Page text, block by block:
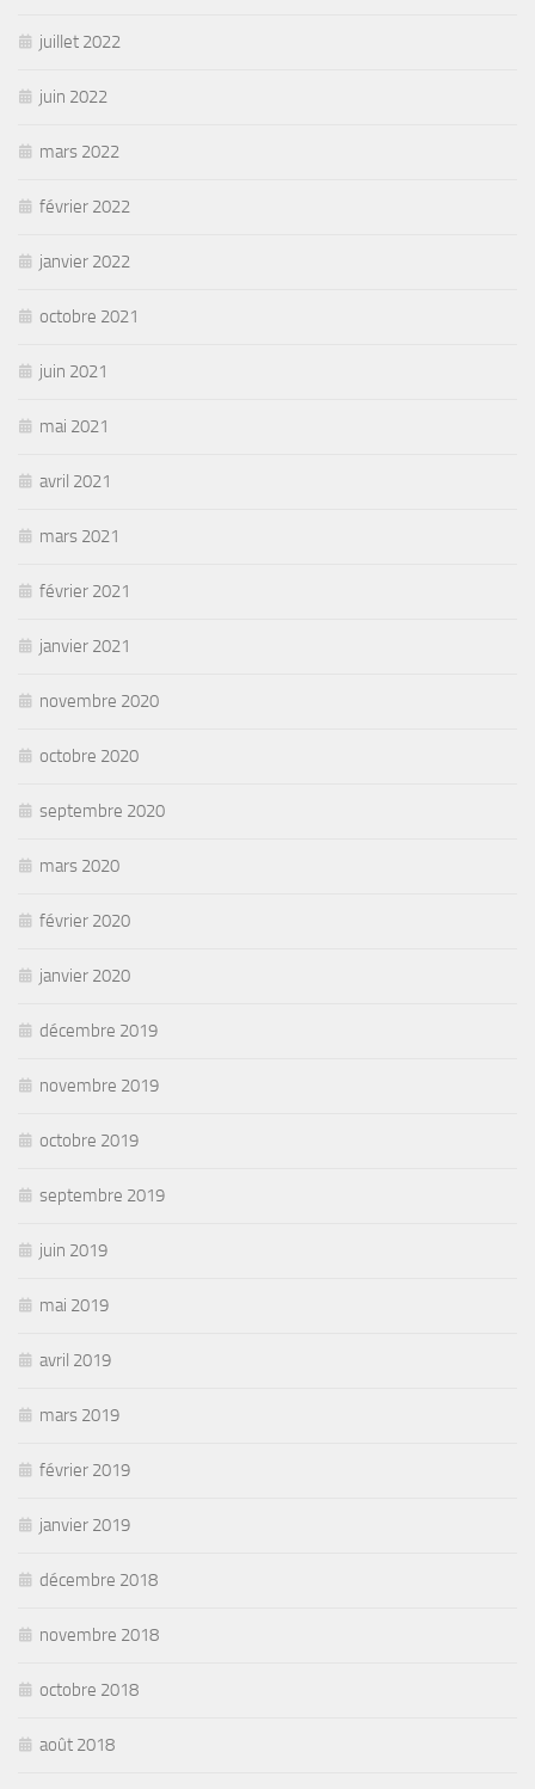
juillet 2022
juin 2022
mars 2022
février 2022
janvier 2022
octobre 2021
juin 2021
mai 2021
avril 2021
mars 2021
février 2021
janvier 2021
novembre 2020
octobre 2020
septembre 2020
mars 2020
février 2020
janvier 2020
décembre 2019
novembre 2019
octobre 2019
septembre 2019
juin 2019
mai 2019
avril 2019
mars 2019
février 2019
janvier 2019
décembre 2018
novembre 2018
octobre 2018
août 2018